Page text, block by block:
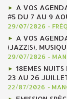
A VOS
#5 DU 7 AU 9
29/07/2026 -
A VOS
(JAZZ(S),
29/07/2026 -
18EMES
23 AU 26
22/07/2026 -